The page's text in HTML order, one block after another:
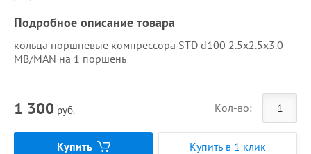
Подробное описание товара
кольца поршневые компрессора STD d100 2.5x2.5x3.0
MB/MAN на 1 поршень
1 300 руб. Кол-во:
Купить Купить в 1 клик